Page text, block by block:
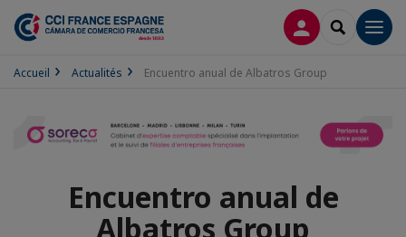
CONNEXION
Accueil Actualités Encuentro anual de Albatros Group
Encuentro anual de
Albatros Group